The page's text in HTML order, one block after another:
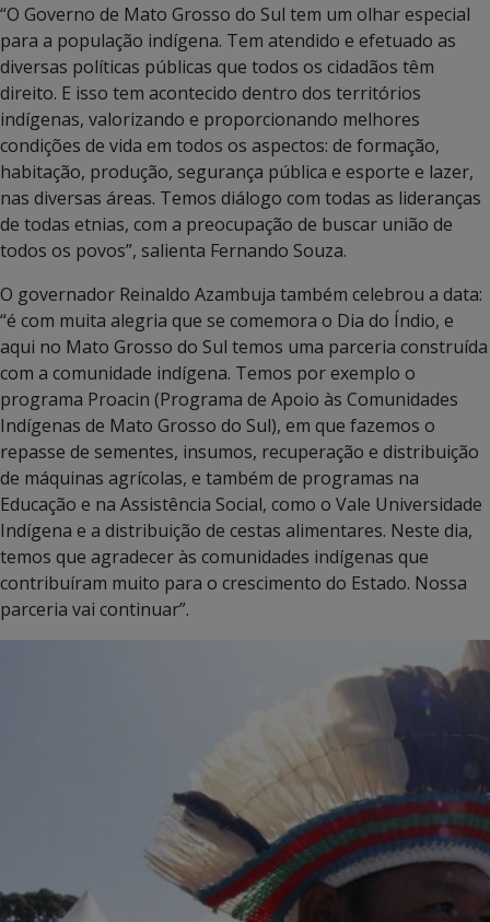
“O Governo de Mato Grosso do Sul tem um olhar especial
para a população indígena. Tem atendido e efetuado as
diversas políticas públicas que todos os cidadãos têm
direito. E isso tem acontecido dentro dos territórios
indígenas, valorizando e proporcionando melhores
condições de vida em todos os aspectos: de formação,
habitação, produção, segurança pública e esporte e lazer,
nas diversas áreas. Temos diálogo com todas as lideranças
de todas etnias, com a preocupação de buscar união de
todos os povos”, salienta Fernando Souza.
O governador Reinaldo Azambuja também celebrou a data:
“é com muita alegria que se comemora o Dia do Índio, e
aqui no Mato Grosso do Sul temos uma parceria construída
com a comunidade indígena. Temos por exemplo o
programa Proacin (Programa de Apoio às Comunidades
Indígenas de Mato Grosso do Sul), em que fazemos o
repasse de sementes, insumos, recuperação e distribuição
de máquinas agrícolas, e também de programas na
Educação e na Assistência Social, como o Vale Universidade
Indígena e a distribuição de cestas alimentares. Neste dia,
temos que agradecer às comunidades indígenas que
contribuíram muito para o crescimento do Estado. Nossa
parceria vai continuar”.